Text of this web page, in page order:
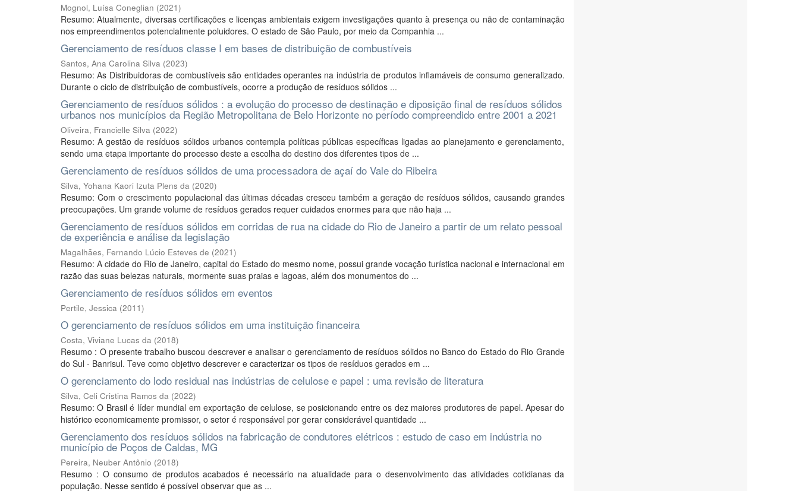
Mognol, Luísa Coneglian (2021)
Resumo: Atualmente, diversas certificações e licenças ambientais exigem investigações quanto à presença ou não de contaminação
nos empreendimentos potencialmente poluidores. O estado de São Paulo, por meio da Companhia ...
Gerenciamento de resíduos classe I em bases de distribuição de combustíveis
Santos, Ana Carolina Silva (2023)
Resumo: As Distribuidoras de combustíveis são entidades operantes na indústria de produtos inflamáveis de consumo generalizado.
Durante o ciclo de distribuição de combustíveis, ocorre a produção de resíduos sólidos ...
Gerenciamento de resíduos sólidos : a evolução do processo de destinação e diposição final de resíduos sólidos
urbanos nos municípios da Região Metropolitana de Belo Horizonte no período compreendido entre 2001 a 2021
Oliveira, Francielle Silva (2022)
Resumo: A gestão de resíduos sólidos urbanos contempla políticas públicas específicas ligadas ao planejamento e gerenciamento,
sendo uma etapa importante do processo deste a escolha do destino dos diferentes tipos de ...
Gerenciamento de resíduos sólidos de uma processadora de açaí do Vale do Ribeira
Silva, Yohana Kaori Izuta Plens da (2020)
Resumo: Com o crescimento populacional das últimas décadas cresceu também a geração de resíduos sólidos, causando grandes
preocupações. Um grande volume de resíduos gerados requer cuidados enormes para que não haja ...
Gerenciamento de resíduos sólidos em corridas de rua na cidade do Rio de Janeiro a partir de um relato pessoal
de experiência e análise da legislação
Magalhães, Fernando Lúcio Esteves de (2021)
Resumo: A cidade do Rio de Janeiro, capital do Estado do mesmo nome, possui grande vocação turística nacional e internacional em
razão das suas belezas naturais, mormente suas praias e lagoas, além dos monumentos do ...
Gerenciamento de resíduos sólidos em eventos
Pertile, Jessica (2011)
O gerenciamento de resíduos sólidos em uma instituição financeira
Costa, Viviane Lucas da (2018)
Resumo : O presente trabalho buscou descrever e analisar o gerenciamento de resíduos sólidos no Banco do Estado do Rio Grande
do Sul - Banrisul. Teve como objetivo descrever e caracterizar os tipos de resíduos gerados em ...
O gerenciamento do lodo residual nas indústrias de celulose e papel : uma revisão de literatura
Silva, Celi Cristina Ramos da (2022)
Resumo: O Brasil é líder mundial em exportação de celulose, se posicionando entre os dez maiores produtores de papel. Apesar do
histórico economicamente promissor, o setor é responsável por gerar considerável quantidade ...
Gerenciamento dos resíduos sólidos na fabricação de condutores elétricos : estudo de caso em indústria no
município de Poços de Caldas, MG
Pereira, Neuber Antônio (2018)
Resumo : O consumo de produtos acabados é necessário na atualidade para o desenvolvimento das atividades cotidianas da
população. Nesse sentido é possível observar que as ...